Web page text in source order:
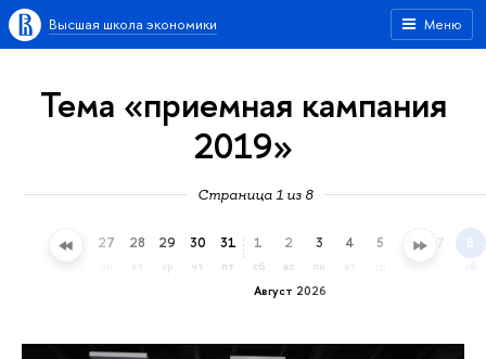
Меню
Высшая школа экономики
Тема «приемная кампания
2019»
Страница 1 из 8
26 27 28 29
ср
30
чт
31
пт
Август 2026
1
сб
2
вс
3
пн
4 5 6 7 8
сб